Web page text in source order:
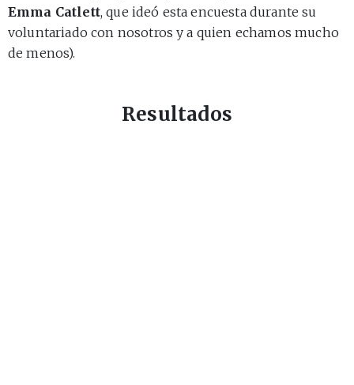
Emma Catlett, que ideó esta encuesta durante su
voluntariado con nosotros y a quien echamos mucho
de menos).
Resultados